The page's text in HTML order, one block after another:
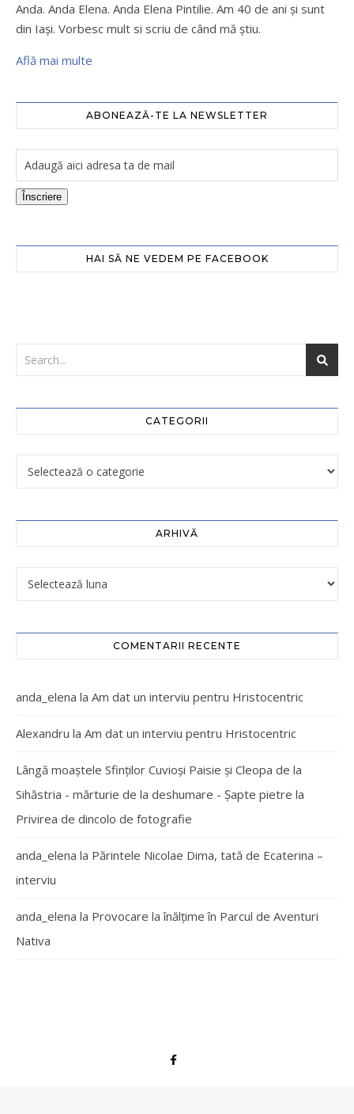
Anda. Anda Elena. Anda Elena Pintilie. Am 40 de ani şi sunt
din Iaşi. Vorbesc mult si scriu de când mă ştiu.
Află mai multe
ABONEAZĂ-TE LA NEWSLETTER
Înscriere
HAI SĂ NE VEDEM PE FACEBOOK
CATEGORII
ARHIVĂ
COMENTARII RECENTE
anda_elena la Am dat un interviu pentru Hristocentric
Alexandru la Am dat un interviu pentru Hristocentric
Lângă moaștele Sfinților Cuvioși Paisie și Cleopa de la
Sihăstria - mărturie de la deshumare - Şapte pietre la
Privirea de dincolo de fotografie
anda_elena la Părintele Nicolae Dima, tată de Ecaterina –
interviu
anda_elena la Provocare la înălțime în Parcul de Aventuri
Nativa